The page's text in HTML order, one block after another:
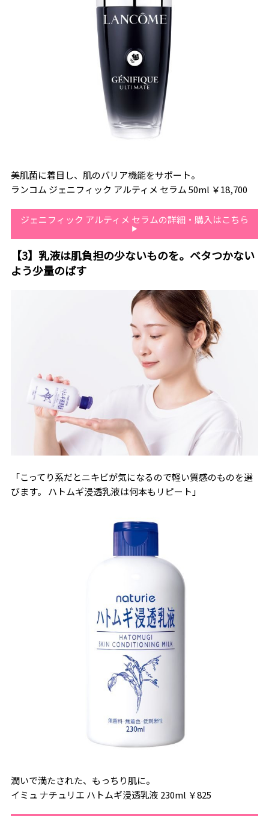
美肌菌に着目し、肌のバリア機能をサポート。
ランコム ジェニフィック アルティメ セラム 50ml ￥18,700
ジェニフィック アルティメ セラムの詳細・購入はこちら
【3】乳液は肌負担の少ないものを。ベタつかない
よう少量のばす
「こってり系だとニキビが気になるので軽い質感のものを選
びます。 ハトムギ浸透乳液は何本もリピート」
潤いで満たされた、もっちり肌に。
イミュ ナチュリエ ハトムギ浸透乳液 230ml ￥825